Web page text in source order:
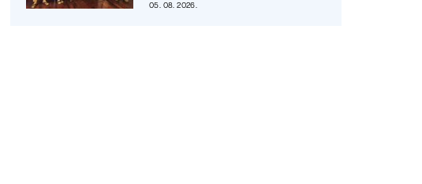
05. 08. 2026.